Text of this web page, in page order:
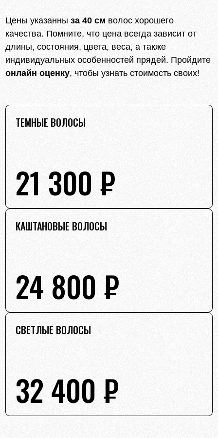
Цены указанныза 40 см волос хорошего
качества. Помните, что цена всегда зависит от
длины, состояния, цвета, веса, а также
индивидуальных особенностей прядей. Пройдите
онлайн оценку, чтобы узнать стоимость своих!
ТЕМНЫЕ ВОЛОСЫ
21 300 ₽
КАШТАНОВЫЕ ВОЛОСЫ
24 800 ₽
СВЕТЛЫЕ ВОЛОСЫ
32 400 ₽